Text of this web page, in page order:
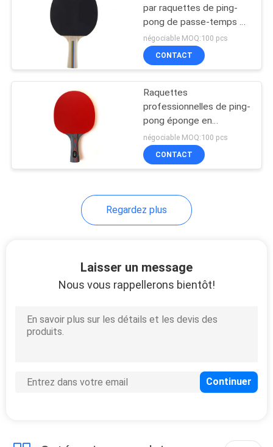
Ensemble de ping-
pong
Lame de ping-pong
par raquettes de ping-
pong de passe-temps de
chauffard en
caoutchouc pour le
débutant
négociable MOQ:100 pcs
CONTACT
Raquettes
professionnelles de ping-
pong éponge en
caoutchouc inversée par
poignée composée
concave 2.0mm en bois
négociable MOQ:100 pcs
CONTACT
Regardez plus
Laisser un message
Nous vous rappellerons bientôt!